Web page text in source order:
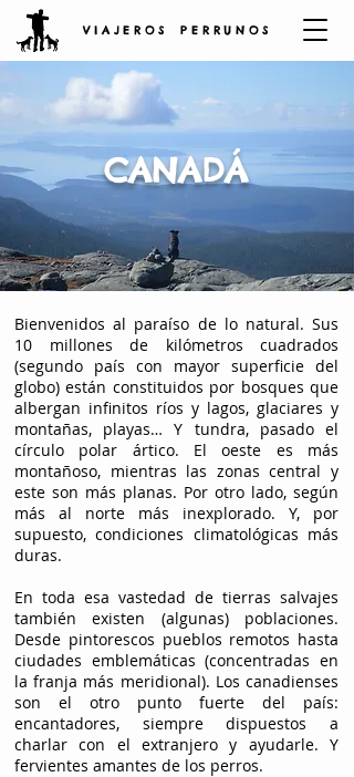
V I A J E R O S P E R R U N O S
CANADÁ
Bienvenidos al paraíso de lo natural. Sus
10 millones de kilómetros cuadrados
(segundo país con mayor superficie del
globo) están constituidos por bosques que
albergan infinitos ríos y lagos, glaciares y
montañas, playas… Y tundra, pasado el
círculo polar ártico. El oeste es más
montañoso, mientras las zonas central y
este son más planas. Por otro lado, según
más al norte más inexplorado. Y, por
supuesto, condiciones climatológicas más
duras.
En toda esa vastedad de tierras salvajes
también existen (algunas) poblaciones.
Desde pintorescos pueblos remotos hasta
ciudades emblemáticas (concentradas en
la franja más meridional). Los canadienses
son el otro punto fuerte del país:
encantadores, siempre dispuestos a
charlar con el extranjero y ayudarle. Y
fervientes amantes de los perros.